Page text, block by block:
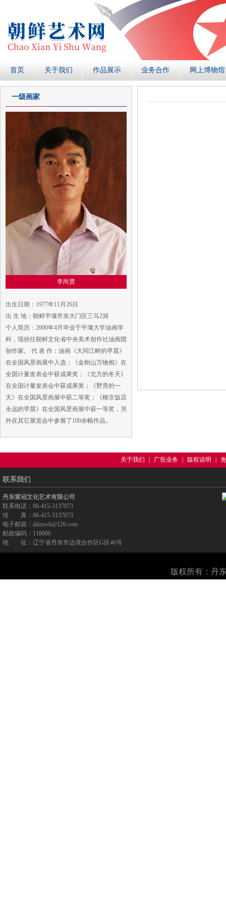
首页 关于我们 作品展示 业务合作 网上博物馆
一级画家
李尚贤
出生日期：1977年11月26日
出 生 地：朝鲜平壤市东大门区三马2洞
个人简历：2000年4月毕业于平壤大学油画学
科，现担任朝鲜文化省中央美术创作社油画团
创作家。 代 表 作：油画《大同江畔的早晨》
在全国风景画展中入选；《金刚山万物相》在
全国计量发表会中获成果奖；《北方的冬天》
在全国计量发表会中获成果奖；《野营的一
天》在全国风景画展中获二等奖；《柳京饭店
永远的早晨》在全国风景画展中获一等奖，另
外在其它展览会中参展了100余幅作品。
关于我们 广告业务 版权说明
联系我们
丹东紫诏文化艺术有限公司
联系电话：86-415-3137073
传 真：86-415-3137073
电子邮箱：ddzzwh@126.com
邮政编码：118000
地 址：辽宁省丹东市边境合作区G区46号
版权所有：